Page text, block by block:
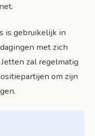
is gebruikelijk in
met zich
zal regelmatig
om zijn